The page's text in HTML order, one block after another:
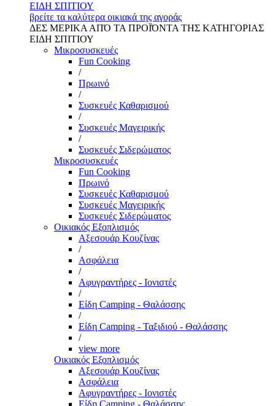
ΕΙΔΗ ΣΠΙΤΙΟΥ
βρείτε τα καλύτερα οικιακά της αγοράς
ΔΕΣ ΜΕΡΙΚΑ ΑΠΌ ΤΑ ΠΡΟΪΌΝΤΑ ΤΗΣ ΚΑΤΗΓΟΡΙΑΣ
ΕΙΔΗ ΣΠΙΤΙΟΥ
Μικροσυσκευές
Fun Cooking
/
Πρωινό
/
Συσκευές Καθαρισμού
/
Συσκευές Μαγειρικής
/
Συσκευές Σιδερώματος
Μικροσυσκευές
Fun Cooking
Πρωινό
Συσκευές Καθαρισμού
Συσκευές Μαγειρικής
Συσκευές Σιδερώματος
Οικιακός Εξοπλισμός
Αξεσουάρ Κουζίνας
/
Ασφάλεια
/
Αφυγραντήρες - Ιονιστές
/
Είδη Camping - Θαλάσσης
/
Είδη Camping - Ταξιδιού - Θαλάσσης
/
view more
Οικιακός Εξοπλισμός
Αξεσουάρ Κουζίνας
Ασφάλεια
Αφυγραντήρες - Ιονιστές
Είδη Camping - Θαλάσσης